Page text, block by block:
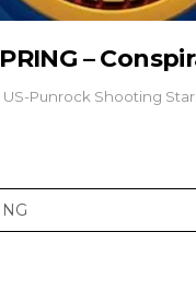
–
Punrock Shooting